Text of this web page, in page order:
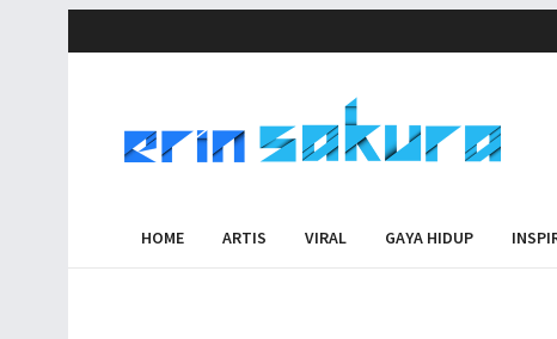
HOME ARTIS VIRAL GAYA HIDUP